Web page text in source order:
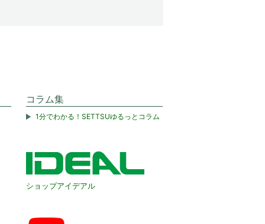
コラム集
1分でわかる！SETTSUゆるっとコラム
ショップアイデアル